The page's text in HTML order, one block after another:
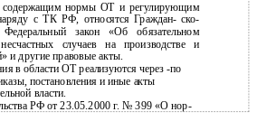
содержащим нормы ОТ и регулирующим
с ТК РФ, относятся Граждан- ско-
закон «Об обязательном
случаев на производстве и
и другие правовые акты.
в области ОТ реализуются через -по
постановления и иные акты
власти.
РФ от 23.05.2000 г. № 399 «О нор-